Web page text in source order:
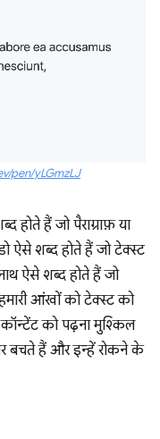
pen/yLGmzLJ
होते हैं जो पैराग्राफ़ या
ऐसे शब्द होते हैं जो टेक्स्ट
ऐसे शब्द होते हैं जो
आंखों को टेक्स्ट को
को पढ़ना मुश्किल
बचते हैं और इन्हें रोकने के